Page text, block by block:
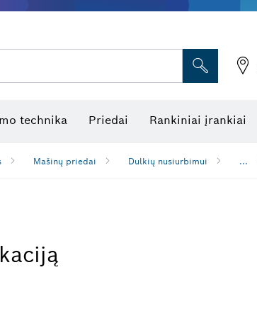
technika Priedai Rankiniai įrankiai
Mašinų priedai Dulkių nusiurbimui ...